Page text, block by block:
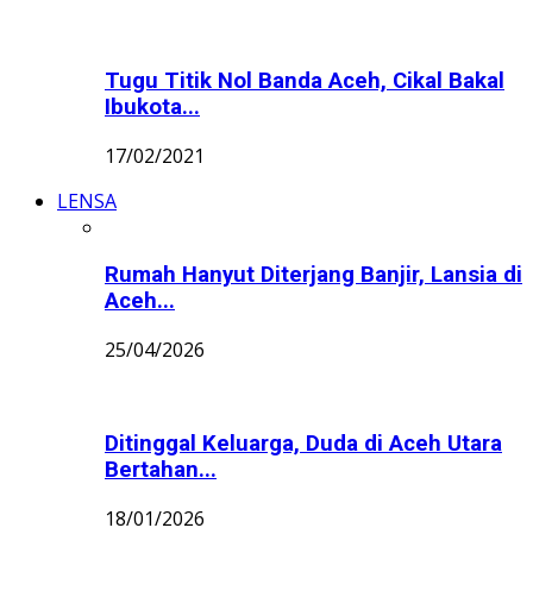
Tugu Titik Nol Banda Aceh, Cikal Bakal
Ibukota...
17/02/2021
LENSA
Rumah Hanyut Diterjang Banjir, Lansia di
Aceh...
25/04/2026
Ditinggal Keluarga, Duda di Aceh Utara
Bertahan...
18/01/2026